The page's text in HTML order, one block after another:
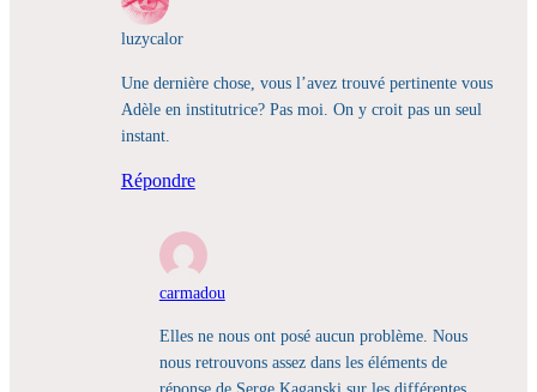
luzycalor
Une dernière chose, vous l’avez trouvé pertinente vous
Adèle en institutrice? Pas moi. On y croit pas un seul
instant.
Répondre
carmadou
Elles ne nous ont posé aucun problème. Nous
nous retrouvons assez dans les éléments de